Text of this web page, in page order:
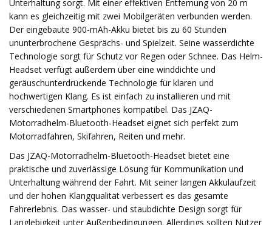
Unterhaltung sorgt. Mit einer effektiven Entfernung von 20 m
kann es gleichzeitig mit zwei Mobilgeräten verbunden werden.
Der eingebaute 900-mAh-Akku bietet bis zu 60 Stunden
ununterbrochene Gesprächs- und Spielzeit. Seine wasserdichte
Technologie sorgt für Schutz vor Regen oder Schnee. Das Helm-
Headset verfügt außerdem über eine winddichte und
geräuschunterdrückende Technologie für klaren und
hochwertigen Klang. Es ist einfach zu installieren und mit
verschiedenen Smartphones kompatibel. Das JZAQ-
Motorradhelm-Bluetooth-Headset eignet sich perfekt zum
Motorradfahren, Skifahren, Reiten und mehr.
Das JZAQ-Motorradhelm-Bluetooth-Headset bietet eine
praktische und zuverlässige Lösung für Kommunikation und
Unterhaltung während der Fahrt. Mit seiner langen Akkulaufzeit
und der hohen Klangqualität verbessert es das gesamte
Fahrerlebnis. Das wasser- und staubdichte Design sorgt für
Langlebigkeit unter Außenbedingungen. Allerdings sollten Nutzer